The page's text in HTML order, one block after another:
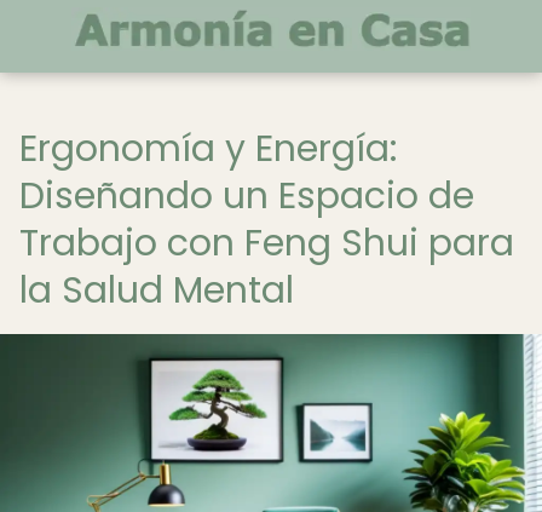
Ergonomía y Energía:
Diseñando un Espacio de
Trabajo con Feng Shui para
la Salud Mental